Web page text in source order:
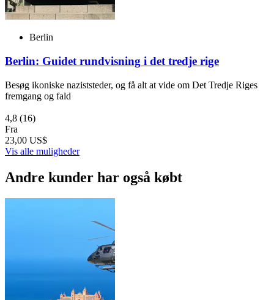
Berlin
Berlin: Guidet rundvisning i det tredje rige
Besøg ikoniske naziststeder, og få alt at vide om Det Tredje Riges
fremgang og fald
4,8 (16)
Fra
23,00 US$
Vis alle muligheder
Andre kunder har også købt